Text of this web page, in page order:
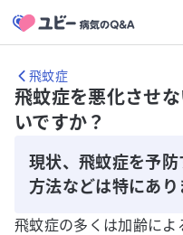
飛蚊症
飛蚊症を悪化させ
いですか？
現状、飛蚊症を予
方法などは特にあり
飛蚊症の多くは加齢によ